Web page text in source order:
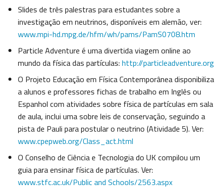
Slides de três palestras para estudantes sobre a
investigação em neutrinos, disponíveis em alemão, ver:
www.mpi-hd.mpg.de/hfm/wh/pams/PamS0708.htm
Particle Adventure é uma divertida viagem online ao
mundo da física das partículas: http://particleadventure.org
O Projeto Educação em Física Contemporânea disponibiliza
a alunos e professores fichas de trabalho em Inglês ou
Espanhol com atividades sobre física de partículas em sala
de aula, inclui uma sobre leis de conservação, seguindo a
pista de Pauli para postular o neutrino (Atividade 5). Ver:
www.cpepweb.org/Class_act.html
O Conselho de Ciência e Tecnologia do UK compilou um
guia para ensinar física de partículas. Ver:
www.stfc.ac.uk/Public and Schools/2563.aspx